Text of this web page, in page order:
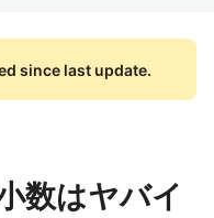
since last update.
数はヤバイ